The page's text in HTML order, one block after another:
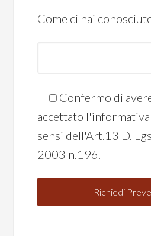
Come ci hai
Confermo di
accettato l'informativa
sensi dell'Art.13 D.
2003 n.196.